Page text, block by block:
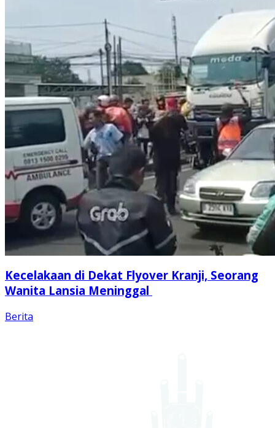
Kecelakaan di Dekat Flyover Kranji, Seorang
Wanita Lansia Meninggal
Berita